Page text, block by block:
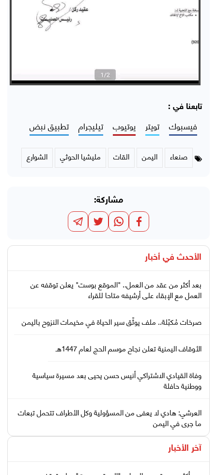
تابعنا في :
فيسبوك تويتر يوتيوب تيليجرام تطبيق نبض
صنعاء اليمن القات مليشيا الحوثي الشوارع
مشاركة:
الأحدث في أخبار
بعد أكثر من عقد من العمل.. "الموقع بوست" يعلن توقفه عن
العمل مع الإبقاء على أرشيفه متاحا للقراء
صرخات مُكبّلة.. ملف يوثّق سير الحياة في مخيمات النزوح باليمن
الأوقاف اليمنية تعلن نجاح موسم الحج لعام 1447هـ
وفاة القيادي الاشتراكي أنيس حسن يحيى بعد مسيرة سياسية
ووطنية حافلة
العرشي: هادي لا يعفى من المسؤولية وكل الأطراف تتحمل تبعات
ما جرى في اليمن
آخر الأخبار